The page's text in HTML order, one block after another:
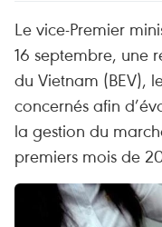
Le vice-Premier
16 septembre, une
du Vietnam (BEV),
concernés afin
la gestion du
premiers mois de